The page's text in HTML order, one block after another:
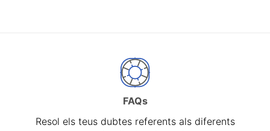
FAQs
Resol els teus dubtes referents als diferents